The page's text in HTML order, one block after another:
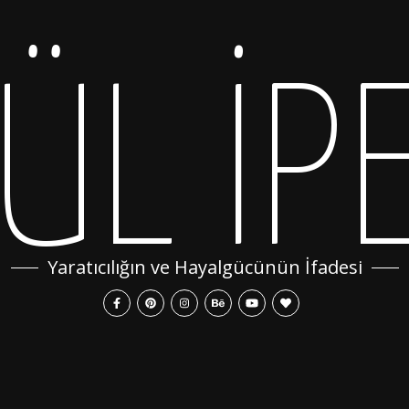
Yaratıcılığın ve Hayalgücünün İfadesi